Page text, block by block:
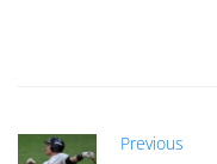
Previous